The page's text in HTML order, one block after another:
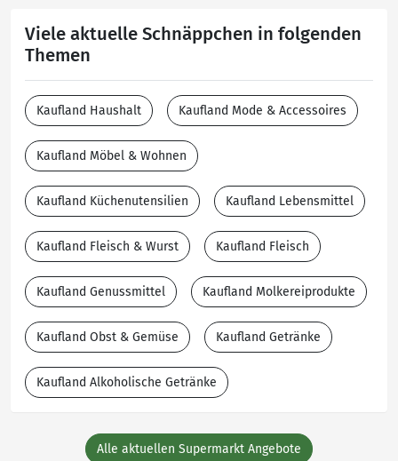
Viele aktuelle Schnäppchen in folgenden
Themen
Kaufland Haushalt Kaufland Mode & Accessoires
Kaufland Möbel & Wohnen
Kaufland Küchenutensilien Kaufland Lebensmittel
Kaufland Fleisch & Wurst Kaufland Fleisch
Kaufland Genussmittel Kaufland Molkereiprodukte
Kaufland Obst & Gemüse Kaufland Getränke
Kaufland Alkoholische Getränke
Alle aktuellen Supermarkt Angebote